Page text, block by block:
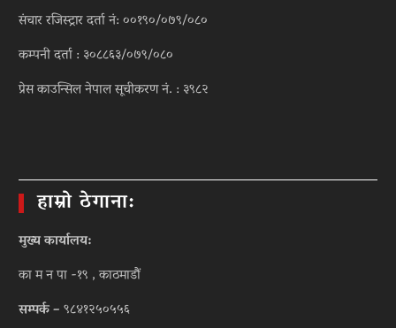
संचार रजिस्ट्रार दर्ता नं: ००१९०/०७९/०८०
कम्पनी दर्ता : ३०८८६३/०७९/०८०
प्रेस काउन्सिल नेपाल सूचीकरण नं. : ३९८२
हाम्रो ठेगाना:
मुख्य कार्यालय:
का म न पा -१९ , काठमाडौं
सम्पर्क –९८४१२५०५५६